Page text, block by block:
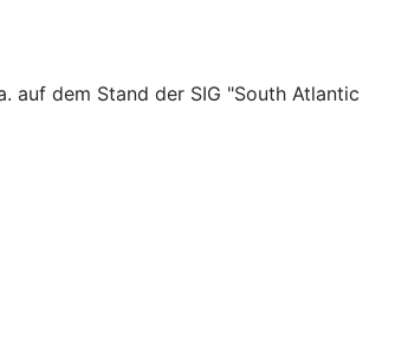
auf dem Stand der SIG "South Atlantic